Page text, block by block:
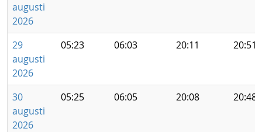
augusti
2026
29
augusti
2026
05:23 06:03 20:11 20:51
30
augusti
2026
05:25 06:05 20:08 20:48